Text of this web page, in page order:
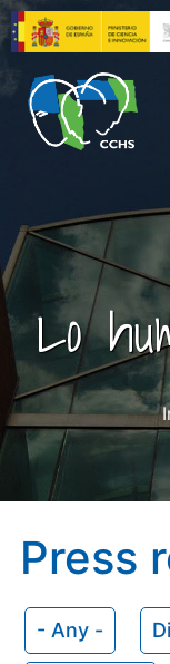
Skip
to
main
content
Lo
Press
- Any -